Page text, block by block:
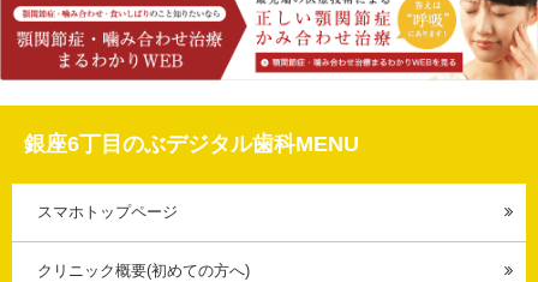
銀座6丁目のぶデジタル歯科MENU
スマホトップページ
クリニック概要(初めての方へ)